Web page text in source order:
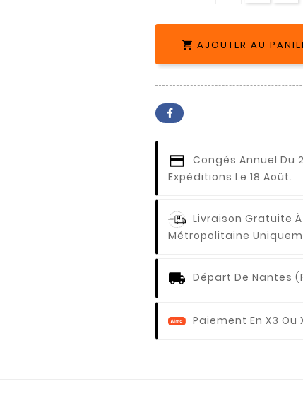
 AJOUTER AU
Congés Annuel Du
Expéditions Le 18 Août.
Livraison Gratuite
Métropolitaine
Départ De Nantes
Paiement En X3 Ou